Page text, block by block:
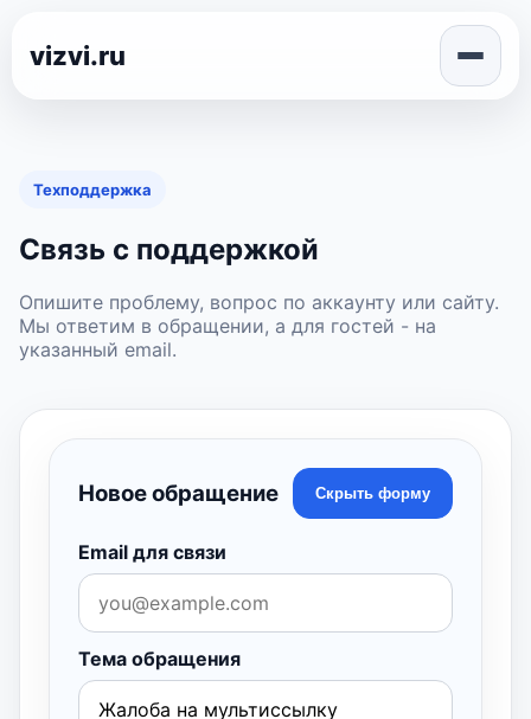
vizvi.ru
Техподдержка
Связь с поддержкой
Опишите проблему, вопрос по аккаунту или сайту.
Мы ответим в обращении, а для гостей - на
указанный email.
Новое обращение Скрыть форму
Email для связи
Тема обращения